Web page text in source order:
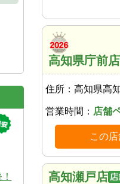
高知県庁前店
住所： 高知県高
営業時間： 店舗
この
高知瀬戸店